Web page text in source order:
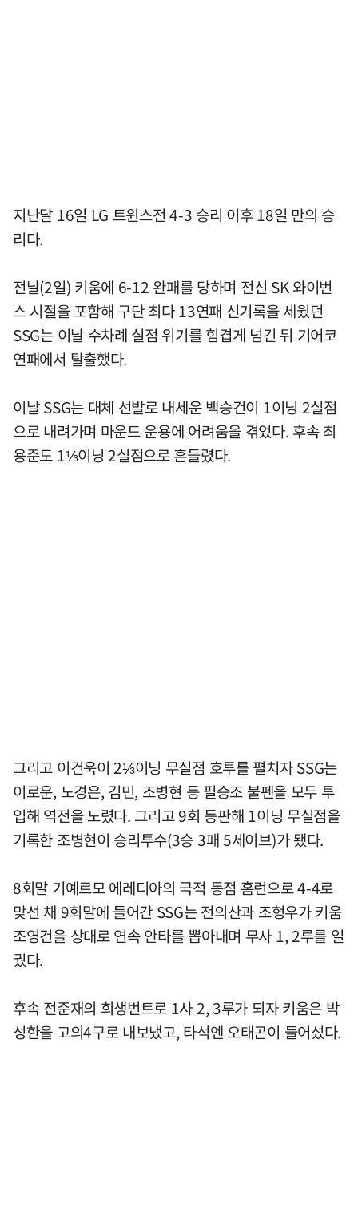
지난달 16일 LG 트윈스전 4-3 승리 이후 18일 만의 승
리다.
전날(2일) 키움에 6-12 완패를 당하며 전신 SK 와이번
스 시절을 포함해 구단 최다 13연패 신기록을 세웠던
SSG는 이날 수차례 실점 위기를 힘겹게 넘긴 뒤 기어코
연패에서 탈출했다.
이날 SSG는 대체 선발로 내세운 백승건이 1이닝 2실점
으로 내려가며 마운드 운용에 어려움을 겪었다. 후속 최
용준도 1⅓이닝 2실점으로 흔들렸다.
그리고 이건욱이 2⅓이닝 무실점 호투를 펼치자 SSG는
이로운, 노경은, 김민, 조병현 등 필승조 불펜을 모두 투
입해 역전을 노렸다. 그리고 9회 등판해 1이닝 무실점을
기록한 조병현이 승리투수(3승 3패 5세이브)가 됐다.
8회말 기예르모 에레디아의 극적 동점 홈런으로 4-4로
맞선 채 9회말에 들어간 SSG는 전의산과 조형우가 키움
조영건을 상대로 연속 안타를 뽑아내며 무사 1, 2루를 일
궜다.
후속 전준재의 희생번트로 1사 2, 3루가 되자 키움은 박
성한을 고의4구로 내보냈고, 타석엔 오태곤이 들어섰다.